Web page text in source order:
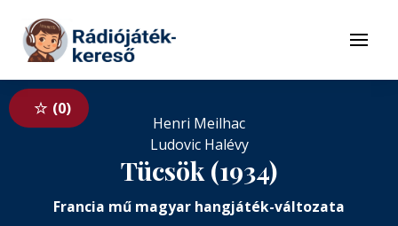
Tovább a tartalomhoz
Menü
0
Henri Meilhac
Ludovic Halévy
Tücsök (1934)
Francia mű magyar hangjáték-változata